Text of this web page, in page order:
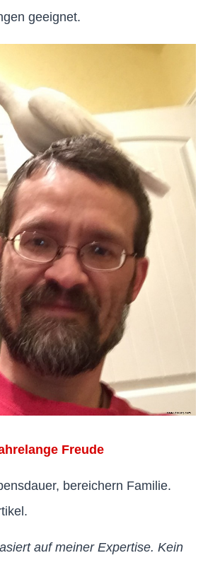
geeignet.
Freude
bereichern Familie.
auf meiner Expertise. Kein